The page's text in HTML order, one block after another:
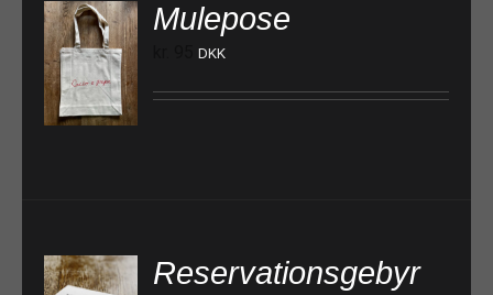
Mulepose
DKK
Reservationsgebyr